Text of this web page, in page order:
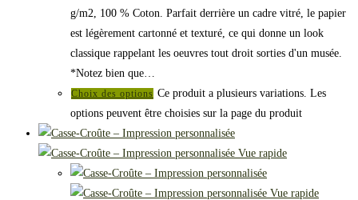
g/m2, 100 % Coton. Parfait derrière un cadre vitré, le papier
est légèrement cartonné et texturé, ce qui donne un look
classique rappelant les oeuvres tout droit sorties d'un musée.
*Notez bien que…
Choix des options Ce produit a plusieurs variations. Les
options peuvent être choisies sur la page du produit
Vue rapide
Vue rapide